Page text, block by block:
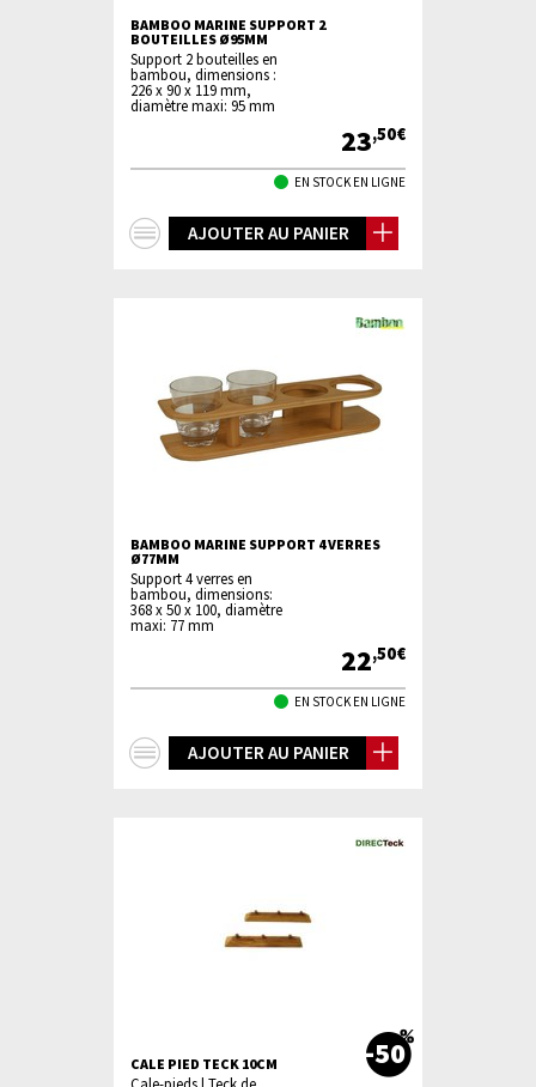
BAMBOO MARINE SUPPORT 2
BOUTEILLES Ø95MM
Support 2 bouteilles en
bambou, dimensions :
226 x 90 x 119 mm,
diamètre maxi: 95 mm
23,50€
EN STOCK EN LIGNE
AJOUTER AU PANIER
BAMBOO MARINE SUPPORT 4 VERRES
Ø77MM
Support 4 verres en
bambou, dimensions:
368 x 50 x 100, diamètre
maxi: 77 mm
22,50€
EN STOCK EN LIGNE
AJOUTER AU PANIER
CALE PIED TECK 10CM -50